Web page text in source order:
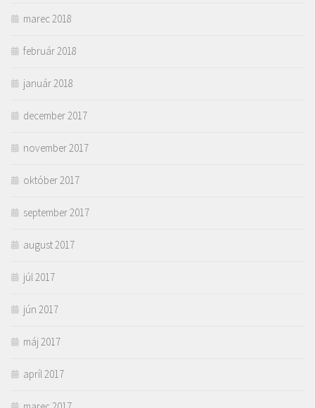
marec 2018
február 2018
január 2018
december 2017
november 2017
október 2017
september 2017
august 2017
júl 2017
jún 2017
máj 2017
apríl 2017